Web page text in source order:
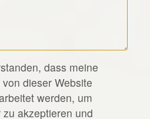
dass meine
dieser Website
werden, um
akzeptieren und